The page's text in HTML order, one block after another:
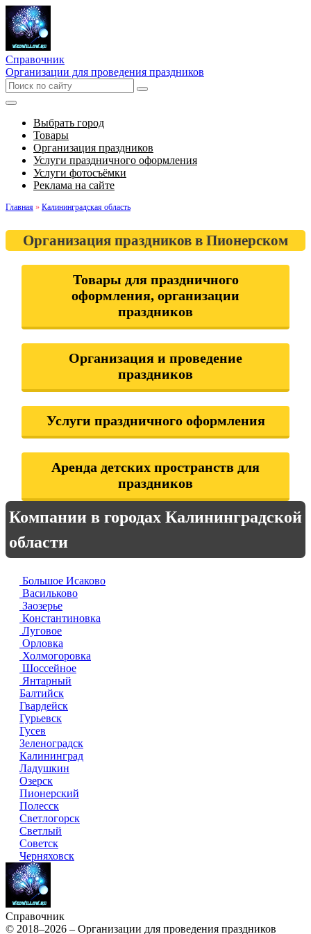
Справочник
Организации для проведения праздников
Выбрать город
Товары
Организация праздников
Услуги праздничного оформления
Услуги фотосъёмки
Реклама на сайте
Главная » Калининградская область
Организация праздников в Пионерском
Товары для праздничного
оформления, организации
праздников
Организация и проведение
праздников
Услуги праздничного оформления
Аренда детских пространств для
праздников
Компании в городах Калининградской
области
Большое Исаково
Васильково
Заозерье
Константиновка
Луговое
Орловка
Холмогоровка
Шоссейное
Янтарный
Балтийск
Гвардейск
Гурьевск
Гусев
Зеленоградск
Калининград
Ладушкин
Озерск
Пионерский
Полесск
Светлогорск
Светлый
Советск
Черняховск
Справочник
© 2018–2026 – Организации для проведения праздников